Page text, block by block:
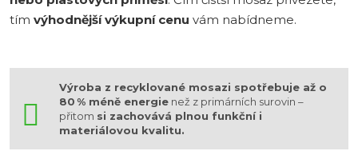
tím výhodnější výkupní cenu vám nabídneme.
Výroba z recyklované mosazi spotřebuje až o
80 % méně energie než z primárních surovin –
přitom si zachovává plnou funkční i
materiálovou kvalitu.